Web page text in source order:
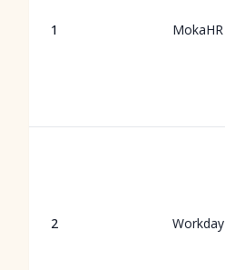
1 MokaHR
2 Workday